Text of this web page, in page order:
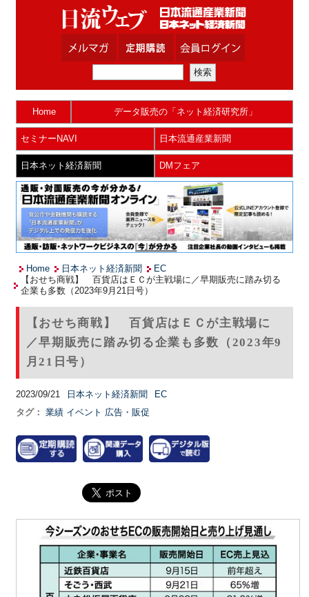
Home データ販売の「ネット経済研究所」
セミナーNAVI 日本流通産業新聞
日本ネット経済新聞 DMフェア
Home 日本ネット経済新聞
EC
【おせち商戦】 百貨店はＥＣが主戦場に／早期販売に踏み切る
企業も多数（2023年9月21日号）
【おせち商戦】 百貨店はＥＣが主戦場に
／早期販売に踏み切る企業も多数（2023年9
月21日号）
2023/09/21 日本ネット経済新聞
EC
タグ： 業績 イベント 広告・販促